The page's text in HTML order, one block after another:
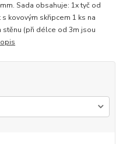
Sada obsahuje: 1x tyč od
kovovým skřipcem 1 ks na
stěnu (při délce od 3m jsou